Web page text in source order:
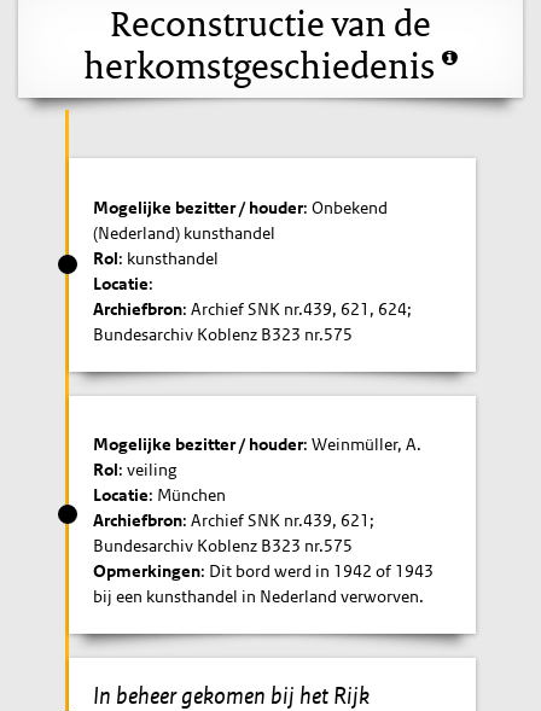
Reconstructie van de
herkomstgeschiedenis
Mogelijke bezitter / houder: Onbekend
(Nederland) kunsthandel
Rol: kunsthandel
Locatie:
Archiefbron: Archief SNK nr.439, 621, 624;
Bundesarchiv Koblenz B323 nr.575
Mogelijke bezitter / houder: Weinmüller, A.
Rol: veiling
Locatie: München
Archiefbron: Archief SNK nr.439, 621;
Bundesarchiv Koblenz B323 nr.575
Opmerkingen: Dit bord werd in 1942 of 1943
bij een kunsthandel in Nederland verworven.
In beheer gekomen bij het Rijk